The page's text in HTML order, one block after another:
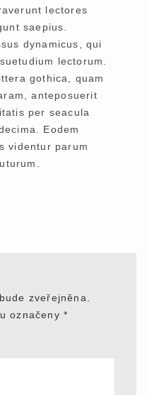
lectores
saepius.
dynamicus, qui
lectorum.
gothica, quam
anteposuerit
per seacula
Eodem
videntur parum
zveřejněna.
označeny *